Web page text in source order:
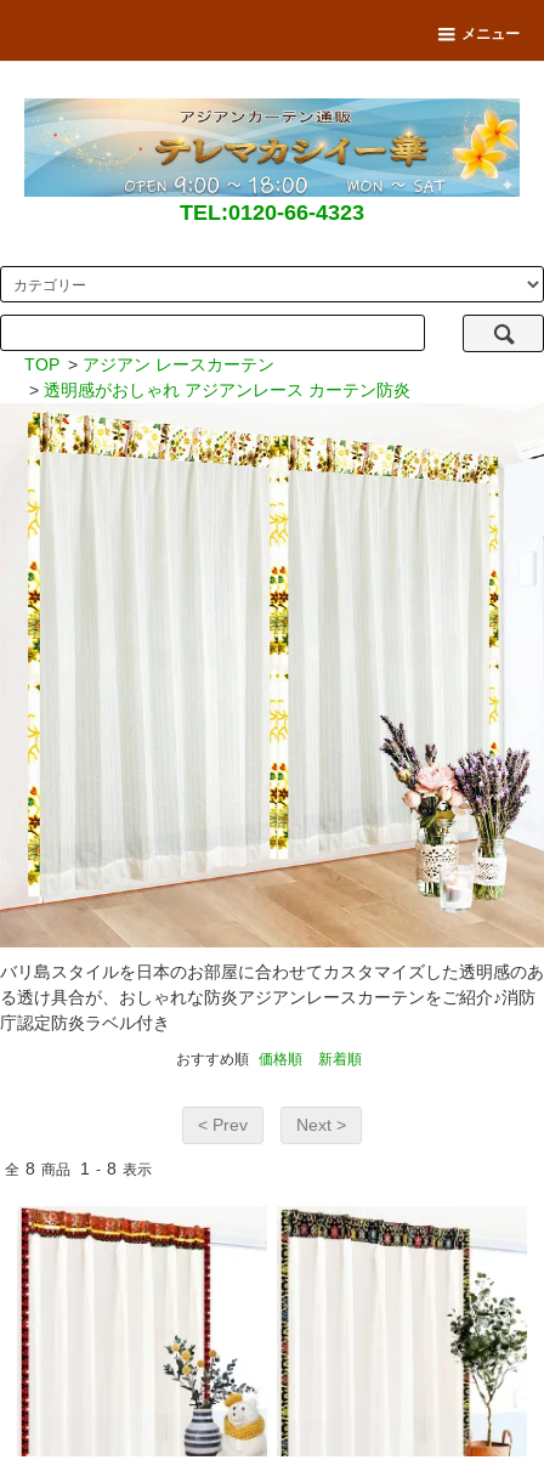
メニュー
TEL:0120-66-4323
TOP > アジアン レースカーテン
> 透明感がおしゃれ アジアンレース カーテン防炎
バリ島スタイルを日本のお部屋に合わせてカスタマイズした透明感のあ
る透け具合が、おしゃれな防炎アジアンレースカーテンをご紹介♪消防
庁認定防炎ラベル付き
おすすめ順 価格順 新着順
< Prev Next >
全 8 商品 1 - 8 表示